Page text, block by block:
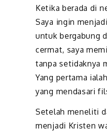
Ketika berada di
Saya ingin
untuk bergabung
cermat, saya
tanpa setidaknya
Yang pertama
yang mendasari
Setelah meneliti
menjadi Kristen